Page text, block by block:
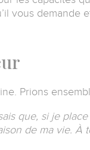
vous demande
Prions
que, si je
de ma vie. À